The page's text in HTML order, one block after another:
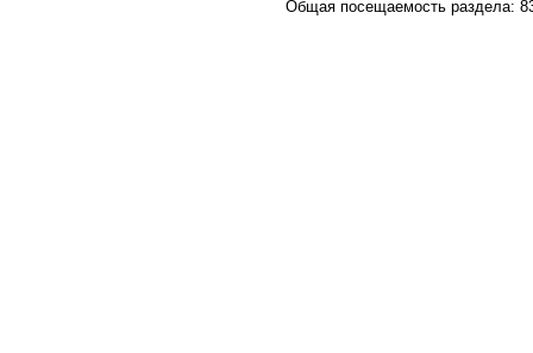
Общая посещаемость раздела: